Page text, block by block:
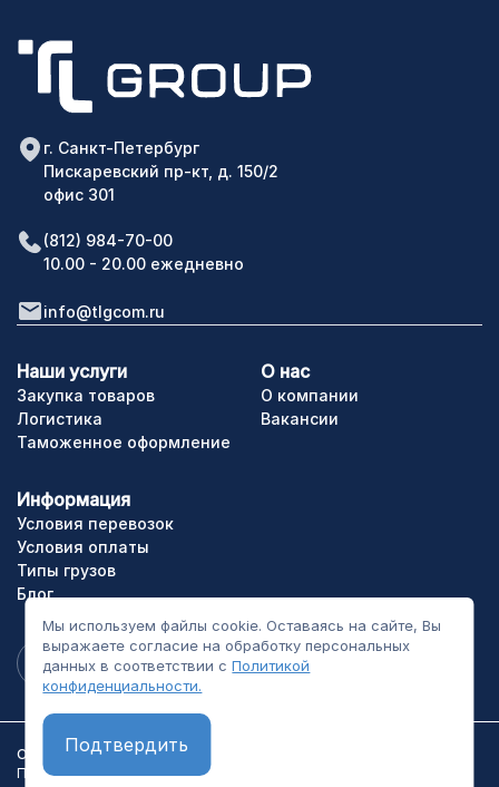
Мы используем файлы cookie. Оставаясь на сайте, Вы
выражаете согласие на обработку персональных
данных в соответствии сПолитикой
конфиденциальности.
Подтвердить
г. Санкт-Петербург
Пискаревский пр-кт, д. 150/2
офис 301
(812) 984-70-00
10.00 - 20.00 ежедневно
info@tlgcom.ru
Закупка товаров
Наши услуги
Логистика
Таможенное оформление
О нас
О компании
Вакансии
Информация
Условия перевозок
Условия оплаты
Типы грузов
Блог
ООО «ТЛГрупп». Все права сайта защищены.
Политика конфиденциальности